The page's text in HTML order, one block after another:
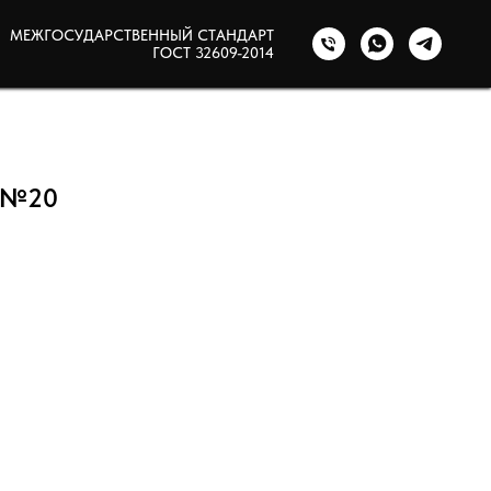
МЕЖГОСУДАРСТВЕННЫЙ СТАНДАРТ
ГОСТ 32609-2014
№20